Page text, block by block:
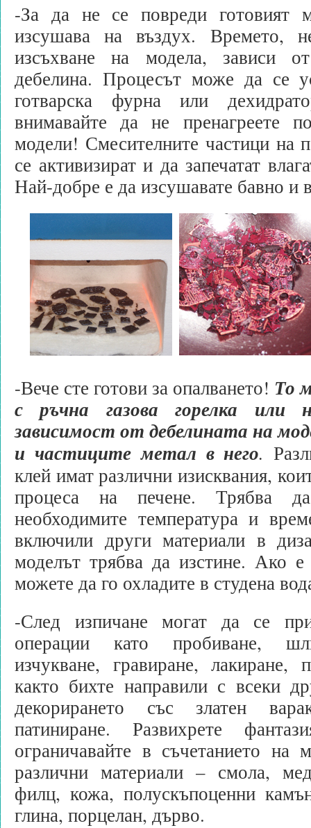
-За да не се повреди готовият
изсушава на въздух. Времето,
изсъхване на модела, зависи
дебелина. Процесът може да се
готварска фурна или
внимавайте да не пренагреете
модели! Смесителните частици на
се активизират и да запечатат
Най-добре е да изсушавате бавно и
-Вече сте готови за опалването! То
с ръчна газова горелка или
зависимост от дебелината на
и частиците метал в него.
клей имат различни изисквания,
процеса на печене. Трябва
необходимите температура и
включили други материали в
моделът трябва да изстине. Ако
можете да го охладите в студена
-След изпичане могат да се
операции като пробиване,
изчукване, гравиране, лакиране,
както бихте направили с всеки
декорирането със златен
патиниране. Развихрете
ограничавайте в съчетанието на
различни материали – смола,
филц, кожа, полускъпоценни
глина, порцелан, дърво.